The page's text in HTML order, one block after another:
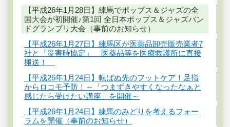
【平成26年1月28日】練馬でポップス＆ジャズの全
国大会が初開催♪第1回 全日本ポップス＆ジャズバン
ドグランプリ大会（事前のお知らせ）
【平成26年1月27日】練馬区が医薬品卸売販売業者7
社と「災害時協定」 医薬品等を医療救護所に直接
搬送！
【平成26年1月24日】転ばぬ先のフットケア！足指
からロコモ予防！～「つまずきやすくなったなぁと
感じたら受けたい講座」を開催～
【平成26年1月24日】練馬のみどりを考えるフォー
ラムを開催（事前のお知らせ）